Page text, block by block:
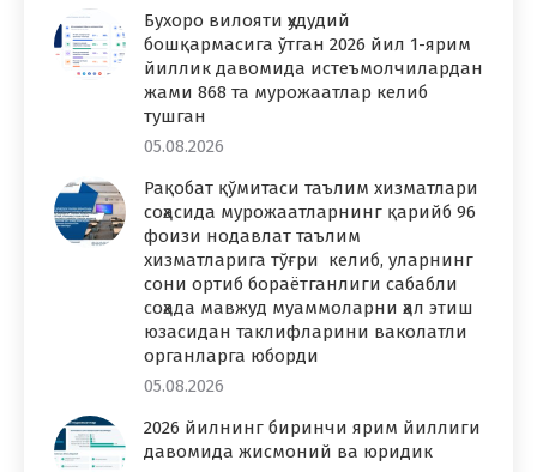
Бухоро вилояти ҳудудий
бошқармасига ўтган 2026 йил 1-ярим
йиллик давомида истеъмолчилардан
жами 868 та мурожаатлар келиб
тушган
05.08.2026
Рақобат қўмитаси таълим хизматлари
соҳасида мурожаатларнинг қарийб 96
фоизи нодавлат таълим
хизматларига тўғри келиб, уларнинг
сони ортиб бораётганлиги сабабли
соҳада мавжуд муаммоларни ҳал этиш
юзасидан таклифларини ваколатли
органларга юборди
05.08.2026
2026 йилнинг биринчи ярим йиллиги
давомида жисмоний ва юридик